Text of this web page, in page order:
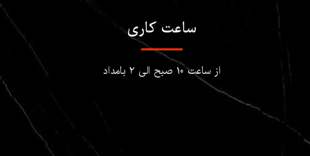
ساعت کاری
از ساعت ۱۰ صبح الی ۲ بامداد